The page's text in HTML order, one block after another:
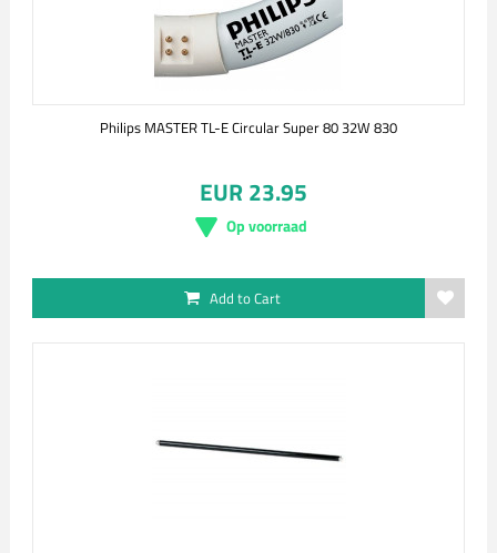
Philips MASTER TL-E Circular Super 80 32W 830
EUR 23.95
Op voorraad
Add to Cart